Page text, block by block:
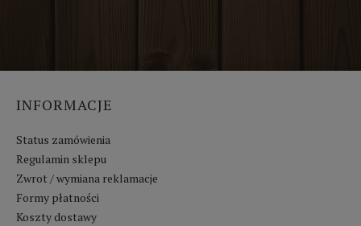
INFORMACJE
Status zamówienia
Regulamin sklepu
Zwrot / wymiana reklamacje
Formy płatności
Koszty dostawy